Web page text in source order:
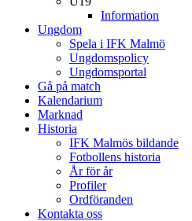
Information
Ungdom
Spela i IFK Malmö
Ungdomspolicy
Ungdomsportal
Gå på match
Kalendarium
Marknad
Historia
IFK Malmös bildande
Fotbollens historia
År för år
Profiler
Ordföranden
Kontakta oss